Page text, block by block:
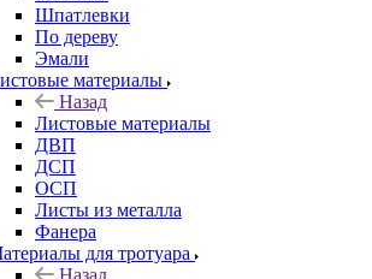
Шпатлевки
По дереву
Эмали
материалы
Назад
Листовые материалы
ДВП
ДСП
ОСП
Листы из металла
Фанера
для тротуара
Назад